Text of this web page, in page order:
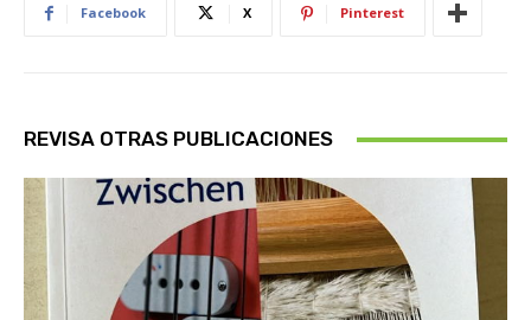
Facebook X Pinterest
REVISA OTRAS PUBLICACIONES